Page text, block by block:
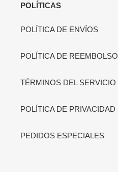
POLÍTICAS
POLÍTICA DE ENVÍOS
POLÍTICA DE REEMBOLSO
TÉRMINOS DEL SERVICIO
POLÍTICA DE PRIVACIDAD
PEDIDOS ESPECIALES